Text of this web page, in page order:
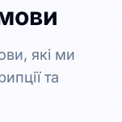
які ми
та